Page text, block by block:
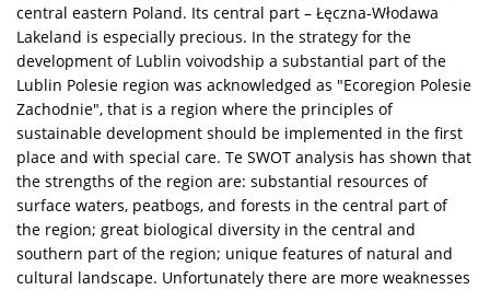
central eastern Poland. Its central part – Łęczna-Włodawa
Lakeland is especially precious. In the strategy for the
development of Lublin voivodship a substantial part of the
Lublin Polesie region was acknowledged as "Ecoregion Polesie
Zachodnie", that is a region where the principles of
sustainable development should be implemented in the first
place and with special care. Te SWOT analysis has shown that
the strengths of the region are: substantial resources of
surface waters, peatbogs, and forests in the central part of
the region; great biological diversity in the central and
southern part of the region; unique features of natural and
cultural landscape. Unfortunately there are more weaknesses